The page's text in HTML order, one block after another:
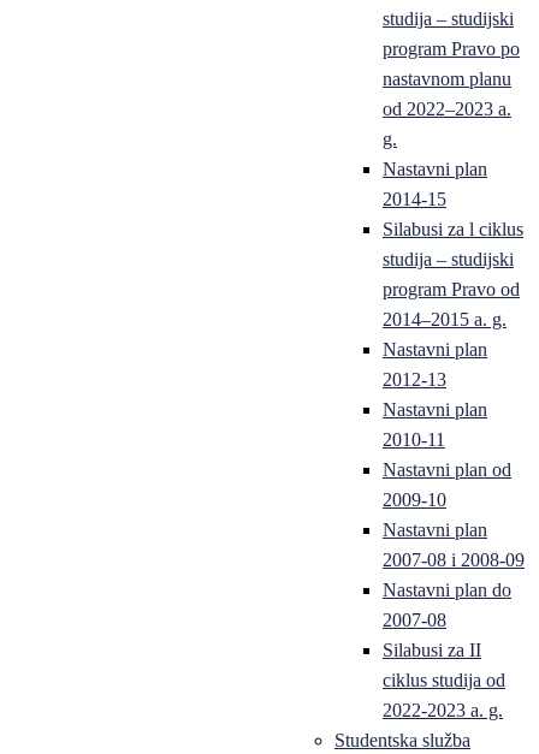
studija – studijski
program Pravo po
nastavnom planu
od 2022–2023 a.
g.
Nastavni plan
2014-15
Silabusi za l ciklus
studija – studijski
program Pravo od
2014–2015 a. g.
Nastavni plan
2012-13
Nastavni plan
2010-11
Nastavni plan od
2009-10
Nastavni plan
2007-08 i 2008-09
Nastavni plan do
2007-08
Silabusi za II
ciklus studija od
2022-2023 a. g.
Studentska služba